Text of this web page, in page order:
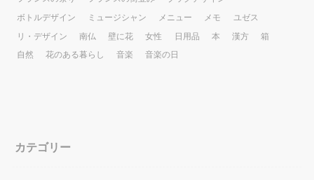
ボトルデザイン
ミュージシャン メニュー メモ
ユゼス
リ・デザイン
南仏 壁に花 女性 日用品 本 漢方
箱
自然
花のある暮らし 音楽 音楽の日
カテゴリー